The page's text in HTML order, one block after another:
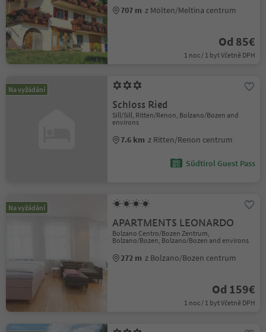
707 m z Mölten/Meltina centrum
Od 85€
1 noc / 1 byt Včetně DPH
Na vyžádání
Schloss Ried
Sill/Sill, Ritten/Renon, Bolzano/Bozen and
environs
7.6 km z Ritten/Renon centrum
Südtirol Guest Pass
Na vyžádání
APARTMENTS LEONARDO
Bolzano Centro/Bozen Zentrum,
Bolzano/Bozen, Bolzano/Bozen and environs
272 m z Bolzano/Bozen centrum
Od 159€
1 noc / 1 byt Včetně DPH